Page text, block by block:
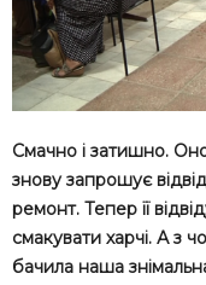
Смачно і затишно.
знову запрошує
ремонт. Тепер її
смакувати харчі. А з
бачила наша